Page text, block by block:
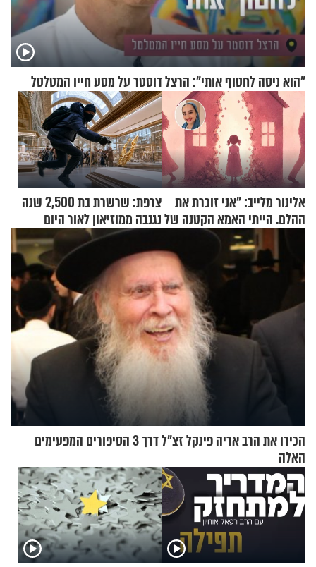
"הוא ניסה לחטוף אותי": הרצל דוסטר על מסע חייו המטלטל
אלינור מלייב: "אני זוכרת את
ההלם. הייתי האמא הקטנה של
צרפת: שרשרת בת 2,500 שנה
נגנבה ממוזיאון לאור היום
הכירו את הרב אריה פינקל זצ"ל דרך 3 הסיפורים המפעימים
האלה